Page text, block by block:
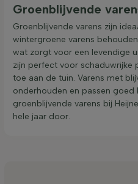
Groenblijvende
Groenblijvende varens zijn
wintergroene varens
wat zorgt voor een levendige
zijn perfect voor schaduwrijke
toe aan de tuin. Varens met
onderhouden en passen goed
groenblijvende varens bij
hele jaar door.